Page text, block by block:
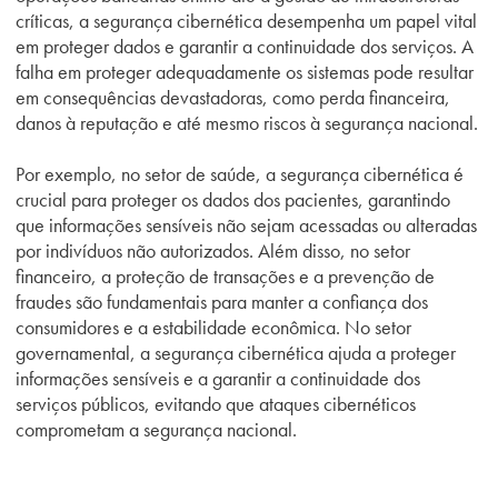
críticas, a segurança cibernética desempenha um papel vital
em proteger dados e garantir a continuidade dos serviços. A
falha em proteger adequadamente os sistemas pode resultar
em consequências devastadoras, como perda financeira,
danos à reputação e até mesmo riscos à segurança nacional.
Por exemplo, no setor de saúde, a segurança cibernética é
crucial para proteger os dados dos pacientes, garantindo
que informações sensíveis não sejam acessadas ou alteradas
por indivíduos não autorizados. Além disso, no setor
financeiro, a proteção de transações e a prevenção de
fraudes são fundamentais para manter a confiança dos
consumidores e a estabilidade econômica. No setor
governamental, a segurança cibernética ajuda a proteger
informações sensíveis e a garantir a continuidade dos
serviços públicos, evitando que ataques cibernéticos
comprometam a segurança nacional.